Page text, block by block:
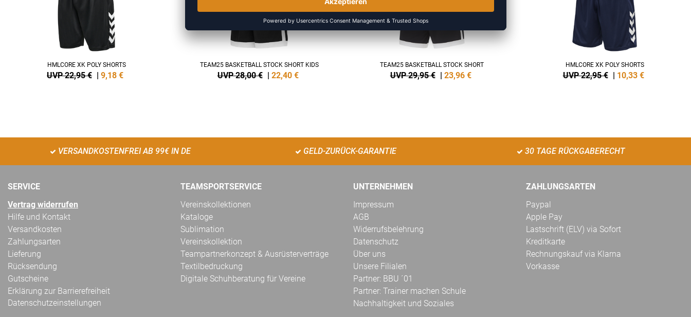
HMLCORE XK POLY SHORTS
UVP 22,95 € | 9,18 €
TEAM25 BASKETBALL STOCK SHORT KIDS
UVP 28,00 € | 22,40 €
TEAM25 BASKETBALL STOCK SHORT
UVP 29,95 € | 23,96 €
HMLCORE XK POLY SHORTS
UVP 22,95 € | 10,33 €
VERSANDKOSTENFREI AB 99€ IN DE GELD-ZURÜCK-GARANTIE 30 TAGE RÜCKGABERECHT
SERVICE
Vertrag widerrufen
Hilfe und Kontakt
Versandkosten
Zahlungsarten
Lieferung
Rücksendung
Gutscheine
Erklärung zur Barrierefreiheit
Datenschutzeinstellungen
TEAMSPORTSERVICE
Vereinskollektionen
Kataloge
Sublimation
Vereinskollektion
Teampartnerkonzept & Ausrüsterverträge
Textilbedruckung
Digitale Schuhberatung für Vereine
UNTERNEHMEN
Impressum
AGB
Widerrufsbelehrung
Datenschutz
Über uns
Unsere Filialen
Partner: BBU ´01
Partner: Trainer machen Schule
Nachhaltigkeit und Soziales
ZAHLUNGSARTEN
Paypal
Apple Pay
Lastschrift (ELV) via Sofort
Kreditkarte
Rechnungskauf via Klarna
Vorkasse